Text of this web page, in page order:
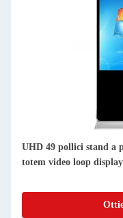
55 pollici Lcd a terra
POP con funzione di